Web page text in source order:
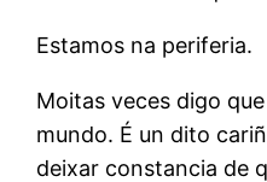
Estamos na periferia.
Moitas veces digo
mundo. É un dito
deixar constancia de